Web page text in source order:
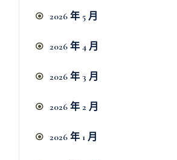
2026 年 5 月
2026 年 4 月
2026 年 3 月
2026 年 2 月
2026 年 1 月